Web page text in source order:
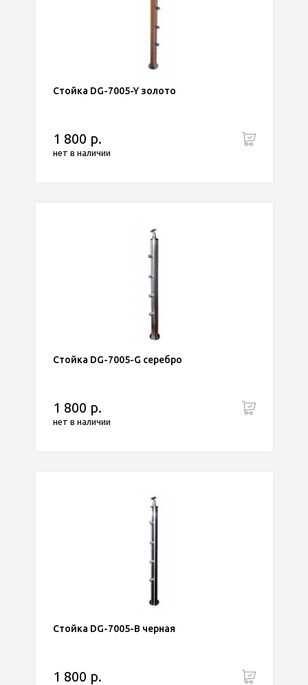
Стойка DG-7005-Y золото
1 800 р.
нет в наличии
Стойка DG-7005-G серебро
1 800 р.
нет в наличии
Стойка DG-7005-B черная
1 800 р.